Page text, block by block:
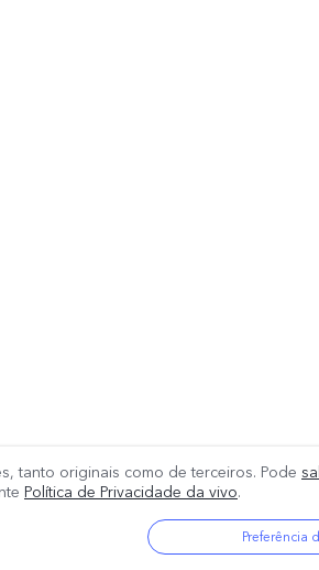
tanto originais como de terceiros. Pode
Política de Privacidade da vivo.
Preferência